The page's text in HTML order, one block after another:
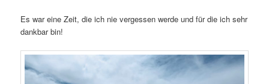
Es war eine Zeit, die ich nie vergessen werde und für die ich sehr
dankbar bin!